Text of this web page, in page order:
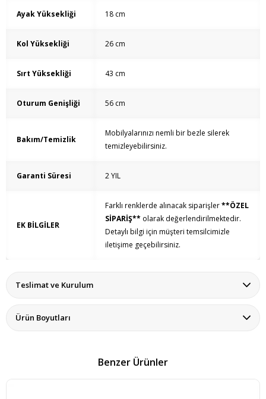
Ayak Yüksekliği 18 cm
Kol Yüksekliği 26 cm
Sırt Yüksekliği 43 cm
Oturum Genişliği 56 cm
Bakım/Temizlik
Mobilyalarınızı nemli bir bezle silerek
temizleyebilirsiniz.
Garanti Süresi 2 YIL
EK BİLGİLER
Farklı renklerde alınacak siparişler**ÖZEL
SİPARİŞ** olarak değerlendirilmektedir.
Detaylı bilgi için müşteri temsilcimizle
iletişime geçebilirsiniz.
Teslimat ve Kurulum
Ürün Boyutları
Benzer Ürünler